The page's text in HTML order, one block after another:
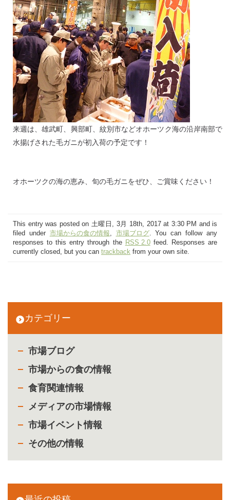
カテゴリー
市場ブログ
市場からの食の情報
食育関連情報
メディアの市場情報
市場イベント情報
その他の情報
来週は、雄武町、興部町、紋別市などオホーツク海の沿岸南部で
水揚げされた毛ガニが初入荷の予定です！
オホーツクの海の恵み、旬の毛ガニをぜひ、ご賞味ください！
This entry was posted on 土曜日, 3月 18th, 2017 at 3:30 PM and is
filed under 市場からの食の情報, 市場ブログ. You can follow any
responses to this entry through the RSS 2.0feed. Responses are
currently closed, but you can trackback from your own site.